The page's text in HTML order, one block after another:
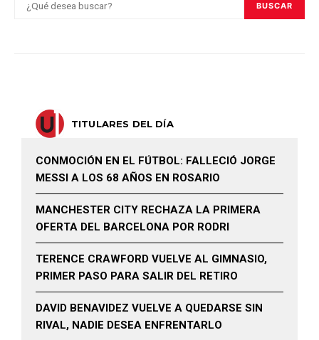
BUSCAR
TITULARES DEL DÍA
CONMOCIÓN EN EL FÚTBOL: FALLECIÓ JORGE
MESSI A LOS 68 AÑOS EN ROSARIO
MANCHESTER CITY RECHAZA LA PRIMERA
OFERTA DEL BARCELONA POR RODRI
TERENCE CRAWFORD VUELVE AL GIMNASIO,
PRIMER PASO PARA SALIR DEL RETIRO
DAVID BENAVIDEZ VUELVE A QUEDARSE SIN
RIVAL, NADIE DESEA ENFRENTARLO